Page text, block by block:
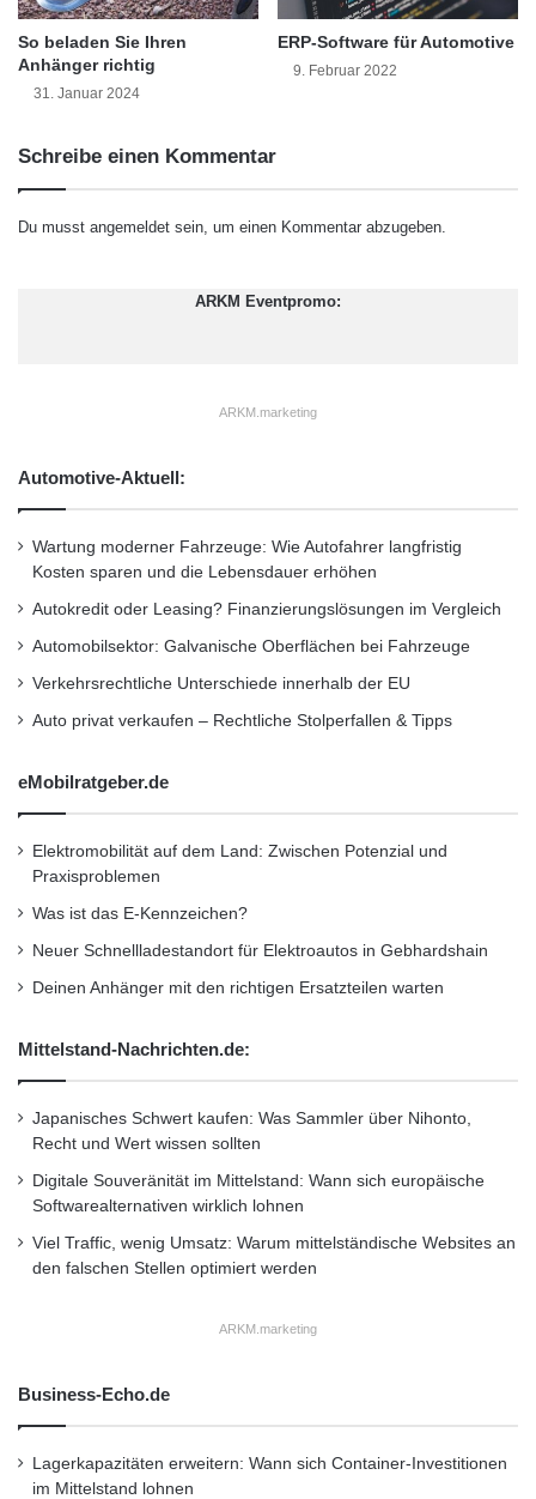
was sind die spezifischen Herausforderungen
und Risiken, denen sich die Automobilindustrie
muss?
Herausforderungen und
Automobilindustrie ist mit einer Vielzahl von
Herausforderungen und Risiken verbunden.
Eine der größten Bedrohungen ist die Gefahr
von Cyberangriffen. Hacker können
versuchen, in die Systeme eines Fahrzeugs
oder das Fahrzeug zu manipulieren. Diese
Angriffe können von einfachen Datenlecks bis
Kontrolle über Fahrzeugfunktionen
finanzielle Verluste verursachen, sondern auch
das Vertrauen der Verbraucher in die Marke
und die Sicherheit ihrer Fahrzeuge
untergraben.
mangelnde Umsetzung von
Sicherheitsprotokollen. In vielen Unternehmen
fehlt es an klar definierten Sicherheitsrichtlinien
und regelmäßigen Sicherheitsüberprüfungen.
Dies kann dazu führen, dass Schwachstellen in
von Sicherheitsstandards und die regelmäßige
Überprüfung und Aktualisierung der
Sicherheitsmaßnahmen sind daher von
g
e
n
h
e
r
n
t
i
e
n
l
So beladen Sie Ihren
Anhänger richtig
31. Januar 2024
ERP-Software für Automotive
9. Februar 2022
Schreibe einen Kommentar
Du musst angemeldet sein, um einen Kommentar abzugeben.
ARKM Eventpromo:
ARKM.marketing
Automotive-Aktuell:
Wartung moderner Fahrzeuge: Wie Autofahrer langfristig
Kosten sparen und die Lebensdauer erhöhen
Autokredit oder Leasing? Finanzierungslösungen im Vergleich
Automobilsektor: Galvanische Oberflächen bei Fahrzeuge
Verkehrsrechtliche Unterschiede innerhalb der EU
Auto privat verkaufen – Rechtliche Stolperfallen & Tipps
eMobilratgeber.de
Elektromobilität auf dem Land: Zwischen Potenzial und
Praxisproblemen
Was ist das E-Kennzeichen?
Neuer Schnellladestandort für Elektroautos in Gebhardshain
Deinen Anhänger mit den richtigen Ersatzteilen warten
Mittelstand-Nachrichten.de:
Japanisches Schwert kaufen: Was Sammler über Nihonto,
Recht und Wert wissen sollten
Digitale Souveränität im Mittelstand: Wann sich europäische
Softwarealternativen wirklich lohnen
Viel Traffic, wenig Umsatz: Warum mittelständische Websites an
den falschen Stellen optimiert werden
ARKM.marketing
Business-Echo.de
Lagerkapazitäten erweitern: Wann sich Container-Investitionen
im Mittelstand lohnen